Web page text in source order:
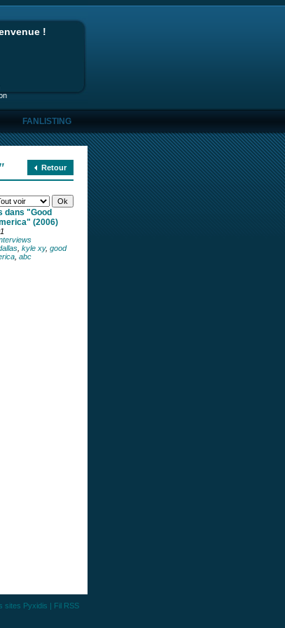
!
FANLISTING
Retour
dans "Good
(2006)
kyle xy, good
abc
sites Pyxidis | Fil RSS